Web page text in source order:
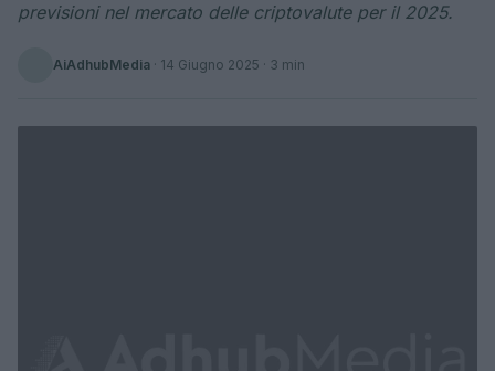
previsioni nel mercato delle criptovalute per il 2025.
AiAdhubMedia · 14 Giugno 2025 · 3 min